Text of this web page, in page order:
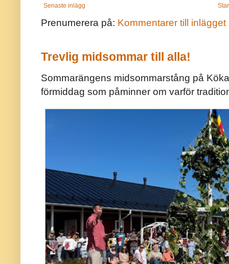
Senaste inlägg
Prenumerera på: Kommentarer till inlägget
Trevlig midsommar till alla!
Sommarängens midsommarstång på
förmiddag som påminner om varför